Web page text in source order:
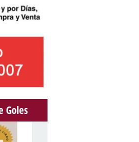
Goles